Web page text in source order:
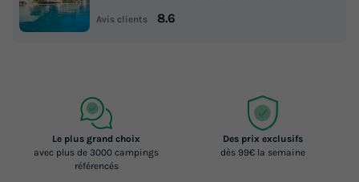
Avis clients 8.6
Le plus grand choix
avec plus de 3000 campings
référencés
Des prix exclusifs
dès 99€ la semaine